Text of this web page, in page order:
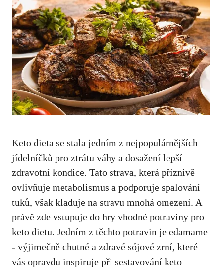
Keto dieta se⁤ stala jedním z nejpopulárnějších⁣
jídelníčků pro ztrátu váhy a⁣ dosažení lepší
‌zdravotní kondice. Tato strava, ⁣která příznivě
ovlivňuje metabolismus a podporuje spalování
tuků, však kladuje na stravu mnohá omezení. A
právě zde vstupuje do hry vhodné potraviny pro
keto dietu. Jedním z těchto potravin⁣ je edamame
‍- výjimečně chutné a zdravé sójové zrní, které
vás opravdu inspiruje ​při sestavování keto